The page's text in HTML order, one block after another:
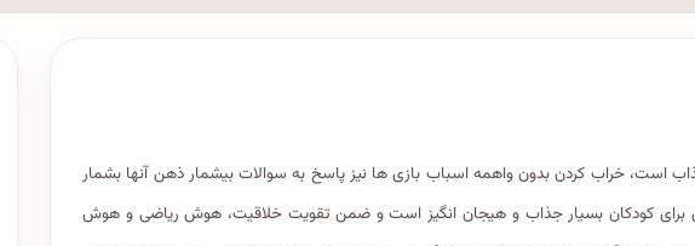
است، خراب کردن بدون واهمه اسباب بازی ها نیز پاسخ به سوالات بیشمار ذهن آنها بشمار
برای کودکان بسیار جذاب و هیجان انگیز است و ضمن تقویت خلاقیت، هوش ریاضی و هوش